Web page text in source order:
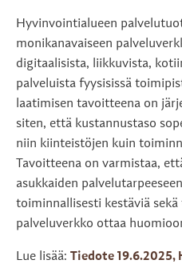
Hyvinvointialueen
monikanavaiseen
digitaalisista, liikkuvista,
palveluista fyysisissä
laatimisen tavoitteena on
siten, että kustannustaso
niin kiinteistöjen kuin
Tavoitteena on varmistaa,
asukkaiden
toiminnallisesti kestäviä
palveluverkko ottaa
Lue lisää: Tiedote